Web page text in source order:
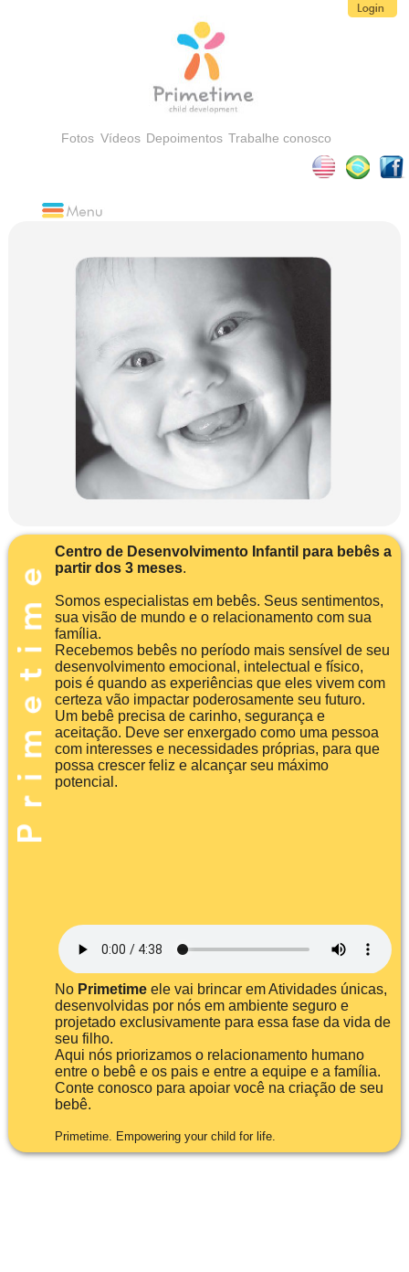
Fotos Vídeos Depoimentos Trabalhe conosco
Centro de Desenvolvimento Infantil para bebês a
partir dos 3 meses.
Somos especialistas em bebês. Seus sentimentos,
sua visão de mundo e o relacionamento com sua
família.
Recebemos bebês no período mais sensível de seu
desenvolvimento emocional, intelectual e físico,
pois é quando as experiências que eles vivem com
certeza vão impactar poderosamente seu futuro.
Um bebê precisa de carinho, segurança e
aceitação. Deve ser enxergado como uma pessoa
com interesses e necessidades próprias, para que
possa crescer feliz e alcançar seu máximo
potencial.
No Primetimeele vai brincar em Atividades únicas,
desenvolvidas por nós em ambiente seguro e
projetado exclusivamente para essa fase da vida de
seu filho.
Aqui nós priorizamos o relacionamento humano
entre o bebê e os pais e entre a equipe e a família.
Conte conosco para apoiar você na criação de seu
bebê.
Primetime. Empowering your child for life.